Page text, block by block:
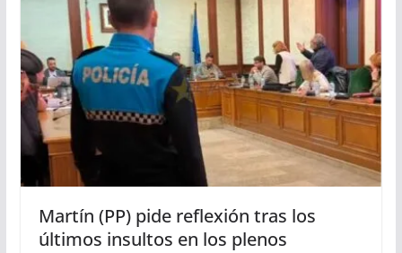
Martín (PP) pide reflexión tras los
últimos insultos en los plenos